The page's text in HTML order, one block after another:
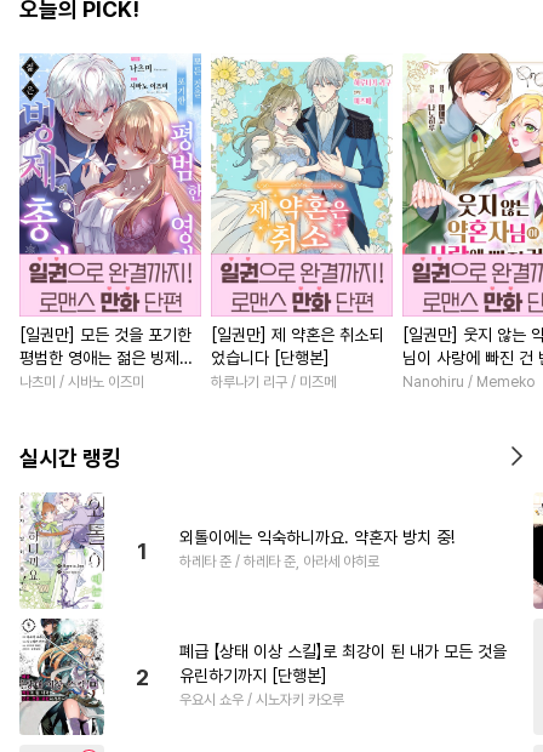
오늘의 PICK!
[일권만] 모든 것을 포기한
평범한 영애는 젊은 빙제의
총애를 받는다 [단행본]
나츠미 / 시바노 이즈미
[일권만] 제 약혼은 취소되
었습니다 [단행본]
하루나기 리구 / 미즈메
[일권만] 웃지 않는
님이 사랑에 빠진 건
저인 것 같습니다 [
Nanohiru / Memeko
실시간 랭킹
1
외톨이에는 익숙하니까요. 약혼자 방치 중!
하레타 준 / 하레타 준, 아라세 야히로
2
폐급 【상태 이상 스킬】로 최강이 된 내가 모든 것을
유린하기까지 [단행본]
우요시 쇼우 / 시노자키 카오루